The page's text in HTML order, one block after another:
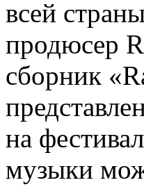
всей
продюсер
сборник
на
музыки